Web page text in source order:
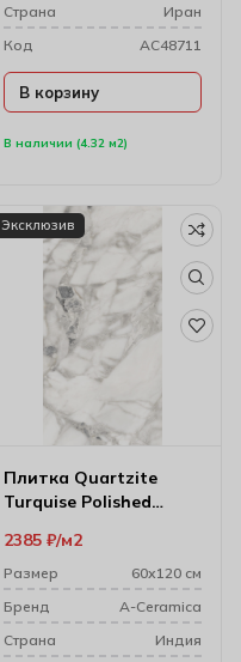
В наличии (4.32 м2)
Cтрана
Иран
Код
AC48711
В корзину
Эксклюзив
Плитка Quartzite
Turquise Polished
2385 ₽ м2
Размер
60х120 см
Бренд
A-Ceramica
Cтрана
Индия